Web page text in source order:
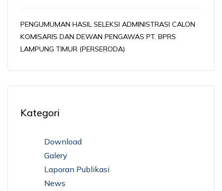
PENGUMUMAN HASIL SELEKSI ADMINISTRASI CALON
KOMISARIS DAN DEWAN PENGAWAS PT. BPRS
LAMPUNG TIMUR (PERSERODA)
Kategori
Download
Galery
Laporan Publikasi
News